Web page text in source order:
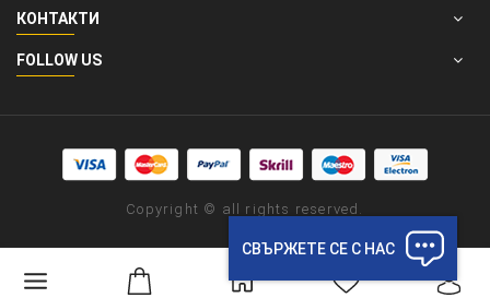
КОНТАКТИ
FOLLOW US
Copyright © all rights reserved.
СВЪРЖЕТЕ СЕ С НАС